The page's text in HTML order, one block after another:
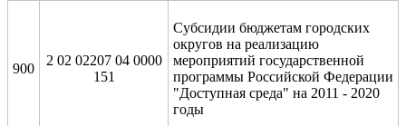
900
2 02 02207 04 0000
151
Субсидии бюджетам городских
округов на реализацию
мероприятий государственной
программы Российской Федерации
"Доступная среда" на 2011 - 2020
годы